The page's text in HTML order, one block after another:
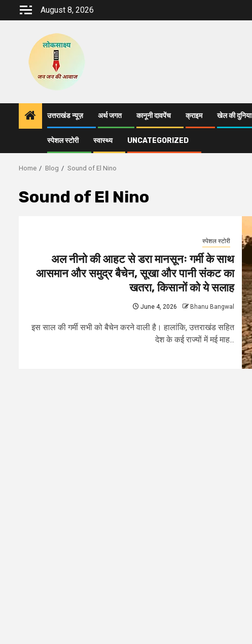
August 8, 2026
उत्तराखंड न्यूज़ अर्थ जगत कानूनी दावपेंच क्राइम खेल की दुनिया
स्पेशल स्टोरी स्वास्थ्य UNCATEGORIZED
Home Blog Sound of El Nino
Sound of El Nino
स्पेशल स्टोरी
अल नीनो की आहट से डरा मानसूनः गर्मी के साथ
आसमान और समुद्र बैचेन, सूखा और पानी संकट का
खतरा, किसानों को ये सलाह
June 4, 2026 Bhanu Bangwal
इस साल की गर्मी सभी को बैचेन करने वाली है। हालांकि, उत्तराखंड सहित
देश के कई राज्यों में मई माह...